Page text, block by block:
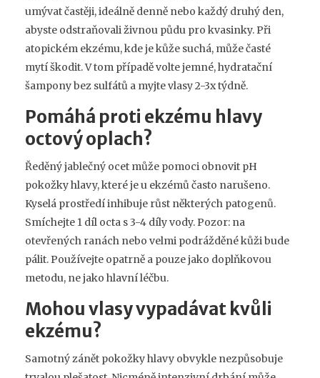
umývat častěji, ideálně denně nebo každý druhý den,
abyste odstraňovali živnou půdu pro kvasinky. Při
atopickém ekzému, kde je kůže suchá, může časté
mytí škodit. V tom případě volte jemné, hydratační
šampony bez sulfátů a myjte vlasy 2-3x týdně.
Pomáhá proti ekzému hlavy
octový oplach?
Ředěný jablečný ocet může pomoci obnovit pH
pokožky hlavy, které je u ekzémů často narušeno.
Kyselá prostředí inhibuje růst některých patogenů.
Smíchejte 1 díl octa s 3-4 díly vody. Pozor: na
otevřených ranách nebo velmi podrážděné kůži bude
pálit. Používejte opatrně a pouze jako doplňkovou
metodu, ne jako hlavní léčbu.
Mohou vlasy vypadávat kvůli
ekzému?
Samotný zánět pokožky hlavy obvykle nezpůsobuje